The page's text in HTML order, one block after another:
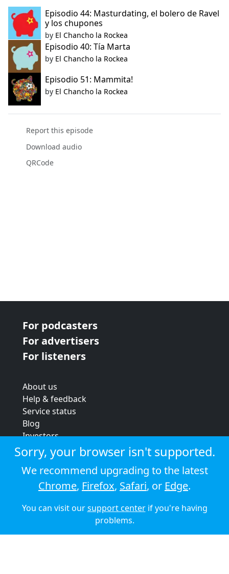
Episodio 44: Masturdating, el bolero de Ravel
y los chupones
by El Chancho la Rockea
Episodio 40: Tía Marta
by El Chancho la Rockea
Episodio 51: Mammita!
by El Chancho la Rockea
Report this episode
Download audio
QRCode
For podcasters
For advertisers
For listeners
About us
Help & feedback
Service status
Blog
Investors
Strategic review
Terms & conditions
Privacy policy
Cookie policy
© 2026 Audioboom
Sorry, your browser isn't supported.
We recommend upgrading to the latest
Chrome, Firefox, Safari, or Edge.
You can visit oursupport centerif you're having
problems.